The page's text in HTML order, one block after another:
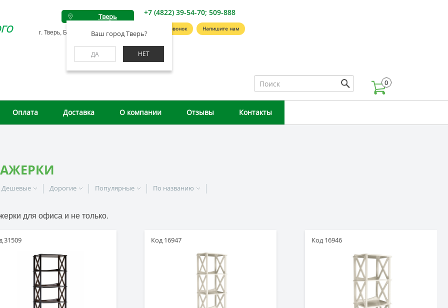
Тверь
Ваш город Тверь?
ДА НЕТ
г. Тверь, Беляковский пер., д. 46А
+7 (4822) 39-54-70; 509-888
Заказать звонок Напишите нам
0
Оплата Доставка О компании Отзывы Контакты
Дешевые Дорогие Популярные По названию
для офиса и не только.
31509 Код 16947 Код 16946